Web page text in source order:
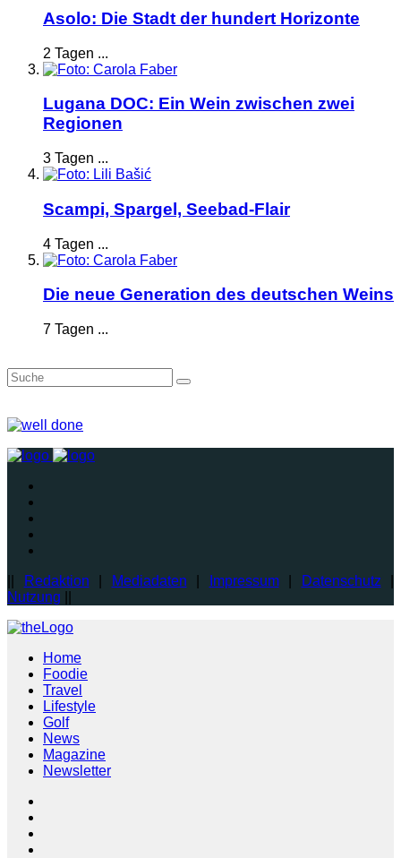
Asolo: Die Stadt der hundert Horizonte
2 Tagen ...
Lugana DOC: Ein Wein zwischen zwei
Regionen
3 Tagen ...
Scampi, Spargel, Seebad-Flair
4 Tagen ...
Die neue Generation des deutschen Weins
7 Tagen ...
Redaktion Mediadaten Impressum| Datenschutz
Nutzung
Home
Foodie
Travel
Lifestyle
Golf
News
Magazine
Newsletter